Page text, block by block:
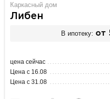
Каркасный дом
Либен
В ипотеку: от
цена сейчас
Цена с 16.08
Цена с 31.08